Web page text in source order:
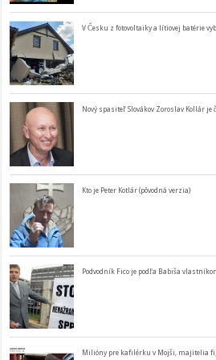
V Česku z fotovoltaiky a lítiovej batérie
Nový spasiteľ Slovákov Zoroslav Kollár
Kto je Peter Kotlár (pôvodná verzia)
Podvodník Fico je podľa Babiša
Milióny pre kafilérku v Mojši, majitelia